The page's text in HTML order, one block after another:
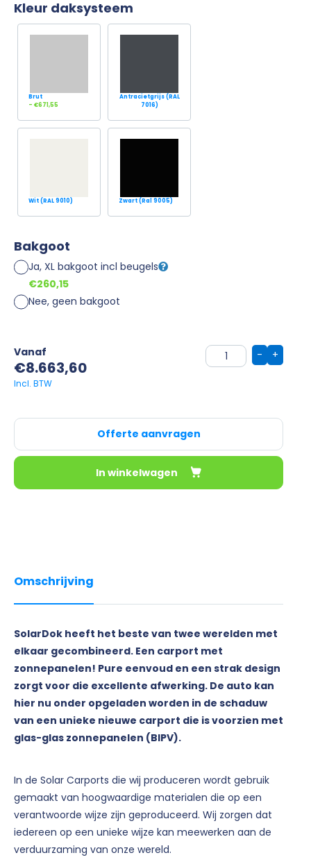
Kleur daksysteem
Brut
- €671,55
Antracietgrijs (RAL
7016)
Wit (RAL 9010) Zwart (Ral 9005)
Bakgoot
Ja, XL bakgoot incl beugels
€260,15
Nee, geen bakgoot
Vanaf
€8.663,60
+
-
Offerte aanvragen
In winkelwagen
Omschrijving
SolarDok heeft het beste van twee werelden met
elkaar gecombineerd. Een carport met
zonnepanelen! Pure eenvoud en een strak design
zorgt voor die excellente afwerking. De auto kan
hier nu onder opgeladen worden in de schaduw
van een unieke nieuwe carport die is voorzien met
glas-glas zonnepanelen (BIPV).
In de Solar Carports die wij produceren wordt gebruik
gemaakt van hoogwaardige materialen die op een
verantwoorde wijze zijn geproduceerd. Wij zorgen dat
iedereen op een unieke wijze kan meewerken aan de
verduurzaming van onze wereld.